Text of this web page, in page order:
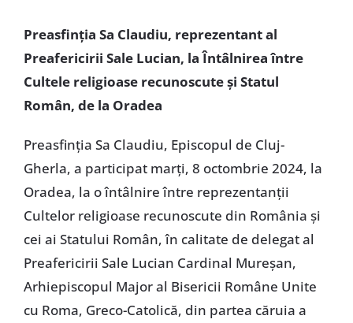
Preasfinția Sa Claudiu, reprezentant al
Preafericirii Sale Lucian, la Întâlnirea între
Cultele religioase recunoscute și Statul
Român, de la Oradea
Preasfinția Sa Claudiu, Episcopul de Cluj-
Gherla, a participat marți, 8 octombrie 2024, la
Oradea, la o întâlnire între reprezentanții
Cultelor religioase recunoscute din România și
cei ai Statului Român, în calitate de delegat al
Preafericirii Sale Lucian Cardinal Mureșan,
Arhiepiscopul Major al Bisericii Române Unite
cu Roma, Greco-Catolică, din partea căruia a